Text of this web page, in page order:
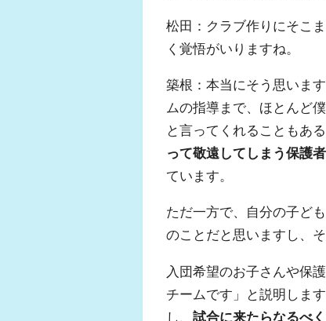
松田：クラブ作りにそこ
く覚悟がいりますね。
築根：本当にそう思いま
ムの指導まで、ほとんど
と言ってくれることもあ
って敬遠してしまう保護
ています。
ただ一方で、自分の子ど
のことだと思いますし、
入団希望のお子さんや保
チームです」と説明しま
し、 試合に来たらなるべ